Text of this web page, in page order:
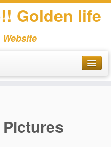
Golden life